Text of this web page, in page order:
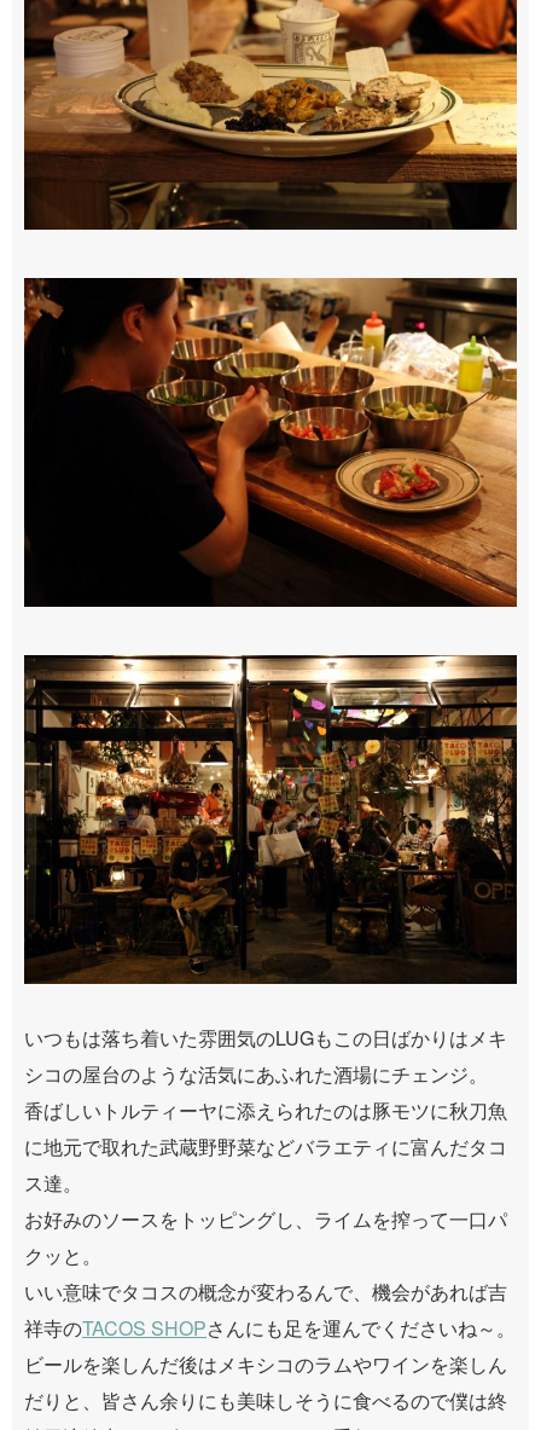
いつもは落ち着いた雰囲気のLUGもこの日ばかりはメキ
シコの屋台のような活気にあふれた酒場にチェンジ。
香ばしいトルティーヤに添えられたのは豚モツに秋刀魚
に地元で取れた武蔵野野菜などバラエティに富んだタコ
ス達。
お好みのソースをトッピングし、ライムを搾って一口パ
クッと。
いい意味でタコスの概念が変わるんで、機会があれば吉
祥寺のTACOS SHOPさんにも足を運んでくださいね～。
ビールを楽しんだ後はメキシコのラムやワインを楽しん
だりと、皆さん余りにも美味しそうに食べるので僕は終